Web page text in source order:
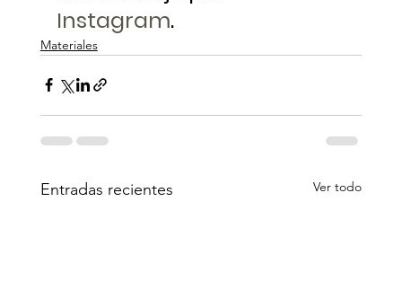
Instagram.
Materiales
Entradas recientes Ver todo